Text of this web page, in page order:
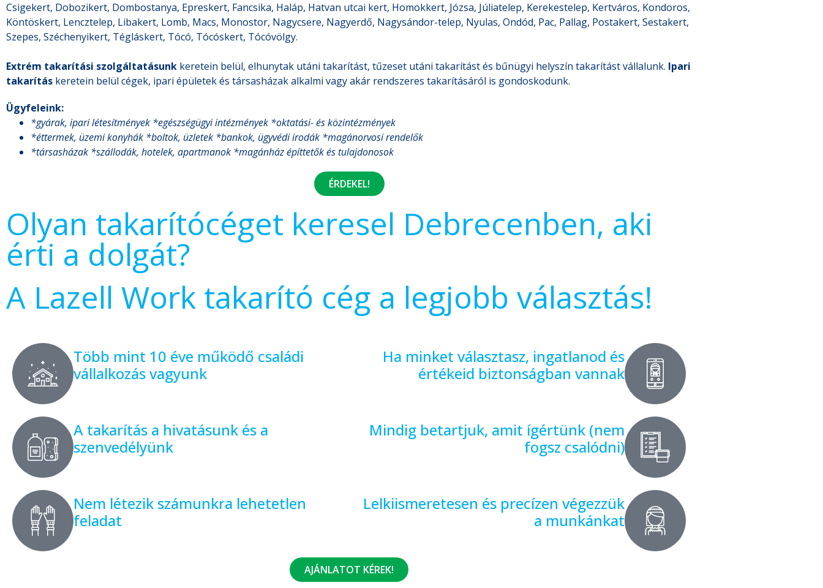
Csigekert, Dobozikert, Dombostanya, Epreskert, Fancsika, Haláp, Hatvan utcai kert, Homokkert, Józsa, Júliatelep, Kerekestelep, Kertváros, Kondoros,
Köntöskert, Lencztelep, Libakert, Lomb, Macs, Monostor, Nagycsere, Nagyerdő, Nagysándor-telep, Nyulas, Ondód, Pac, Pallag, Postakert, Sestakert,
Szepes, Széchenyikert, Tégláskert, Tócó, Tócóskert, Tócóvölgy.
Extrém takarítási szolgáltatásunk keretein belül, elhunytak utáni takarítást, tűzeset utáni takarítást és bűnügyi helyszín takarítást vállalunk. Ipari
takarítás keretein belül cégek, ipari épületek és társasházak alkalmi vagy akár rendszeres takarításáról is gondoskodunk.
Ügyfeleink:
*gyárak, ipari létesítmények *egészségügyi intézmények *oktatási- és közintézmények
*éttermek, üzemi konyhák *boltok, üzletek *bankok, ügyvédi irodák *magánorvosi rendelők
*társasházak *szállodák, hotelek, apartmanok *magánház építtetők és tulajdonosok
ÉRDEKEL!
Olyan takarítócéget keresel Debrecenben, aki
érti a dolgát?
A Lazell Work takarító cég a legjobb választás!
Több mint 10 éve működő családi
vállalkozás vagyunk
A takarítás a hivatásunk és a
szenvedélyünk
Nem létezik számunkra lehetetlen
feladat
Ha minket választasz, ingatlanod és
értékeid biztonságban vannak
Mindig betartjuk, amit ígértünk (nem
fogsz csalódni)
Lelkiismeretesen és precízen végezzük
a munkánkat
AJÁNLATOT KÉREK!